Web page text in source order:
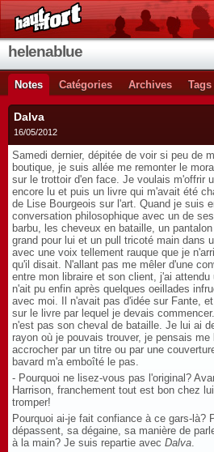
helenablue
Notes Catégories Archives Tags
Dalva
16/05/2012
Samedi dernier, dépitée de voir si peu de
boutique, je suis allée me remonter le
sur le trottoir d'en face. Je voulais m'offrir
encore lu et puis un livre qui m'avait été
de Lise Bourgeois sur l'art. Quand je suis
conversation philosophique avec un de
barbu, les cheveux en bataille, un
grand pour lui et un pull tricoté main dans
avec une voix tellement rauque que je
qu'il disait. N'allant pas me mêler d'une
entre mon libraire et son client, j'ai attendu
n'ait pu enfin après quelques oeillades
avec moi. Il n'avait pas d'idée sur Fante,
sur le livre par lequel je devais
n'est pas son cheval de bataille. Je lui ai
rayon où je pouvais trouver, je pensais
accrocher par un titre ou par une
bavard m'a emboîté le pas.
- Pourquoi ne lisez-vous pas l'original?
Harrison, franchement tout est bon chez
tromper!
Pourquoi ai-je fait confiance à ce gars-là?
dépassent, sa dégaine, sa manière de
à la main? Je suis repartie avec Dalva.